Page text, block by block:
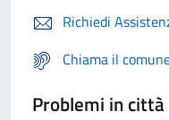
Richiedi
Chiama il
Problemi in città